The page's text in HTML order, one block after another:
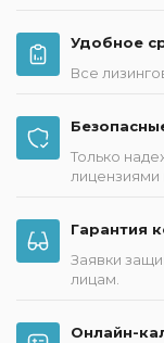
Удобное
Все
Только
лицензиями
Гарантия
Заявки
лицам.
Онлайн-